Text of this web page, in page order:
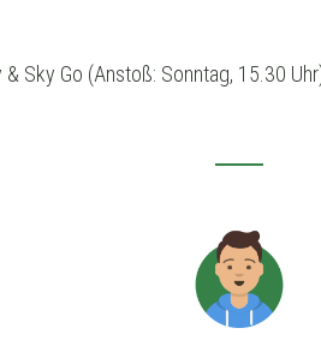
Sky Go (Anstoß: Sonntag, 15.30